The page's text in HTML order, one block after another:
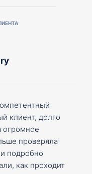
клиент, долго
огромное
проверяла
подробно
как проходит